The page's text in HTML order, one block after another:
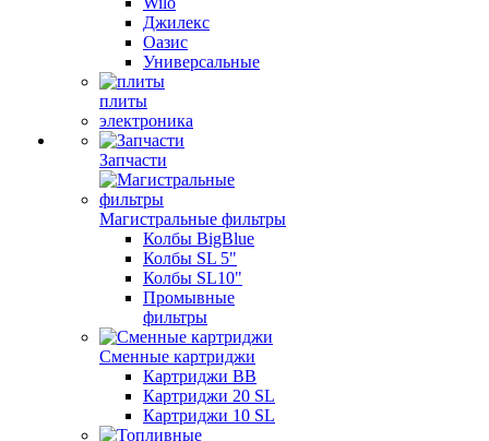
Джилекс
Оазис
Универсальные
плиты
электроника
Запчасти
Магистральные фильтры
Колбы BigBlue
Колбы SL 5"
Колбы SL10"
Промывные
фильтры
Сменные картриджи
Картриджи BB
Картриджи 20 SL
Картриджи 10 SL